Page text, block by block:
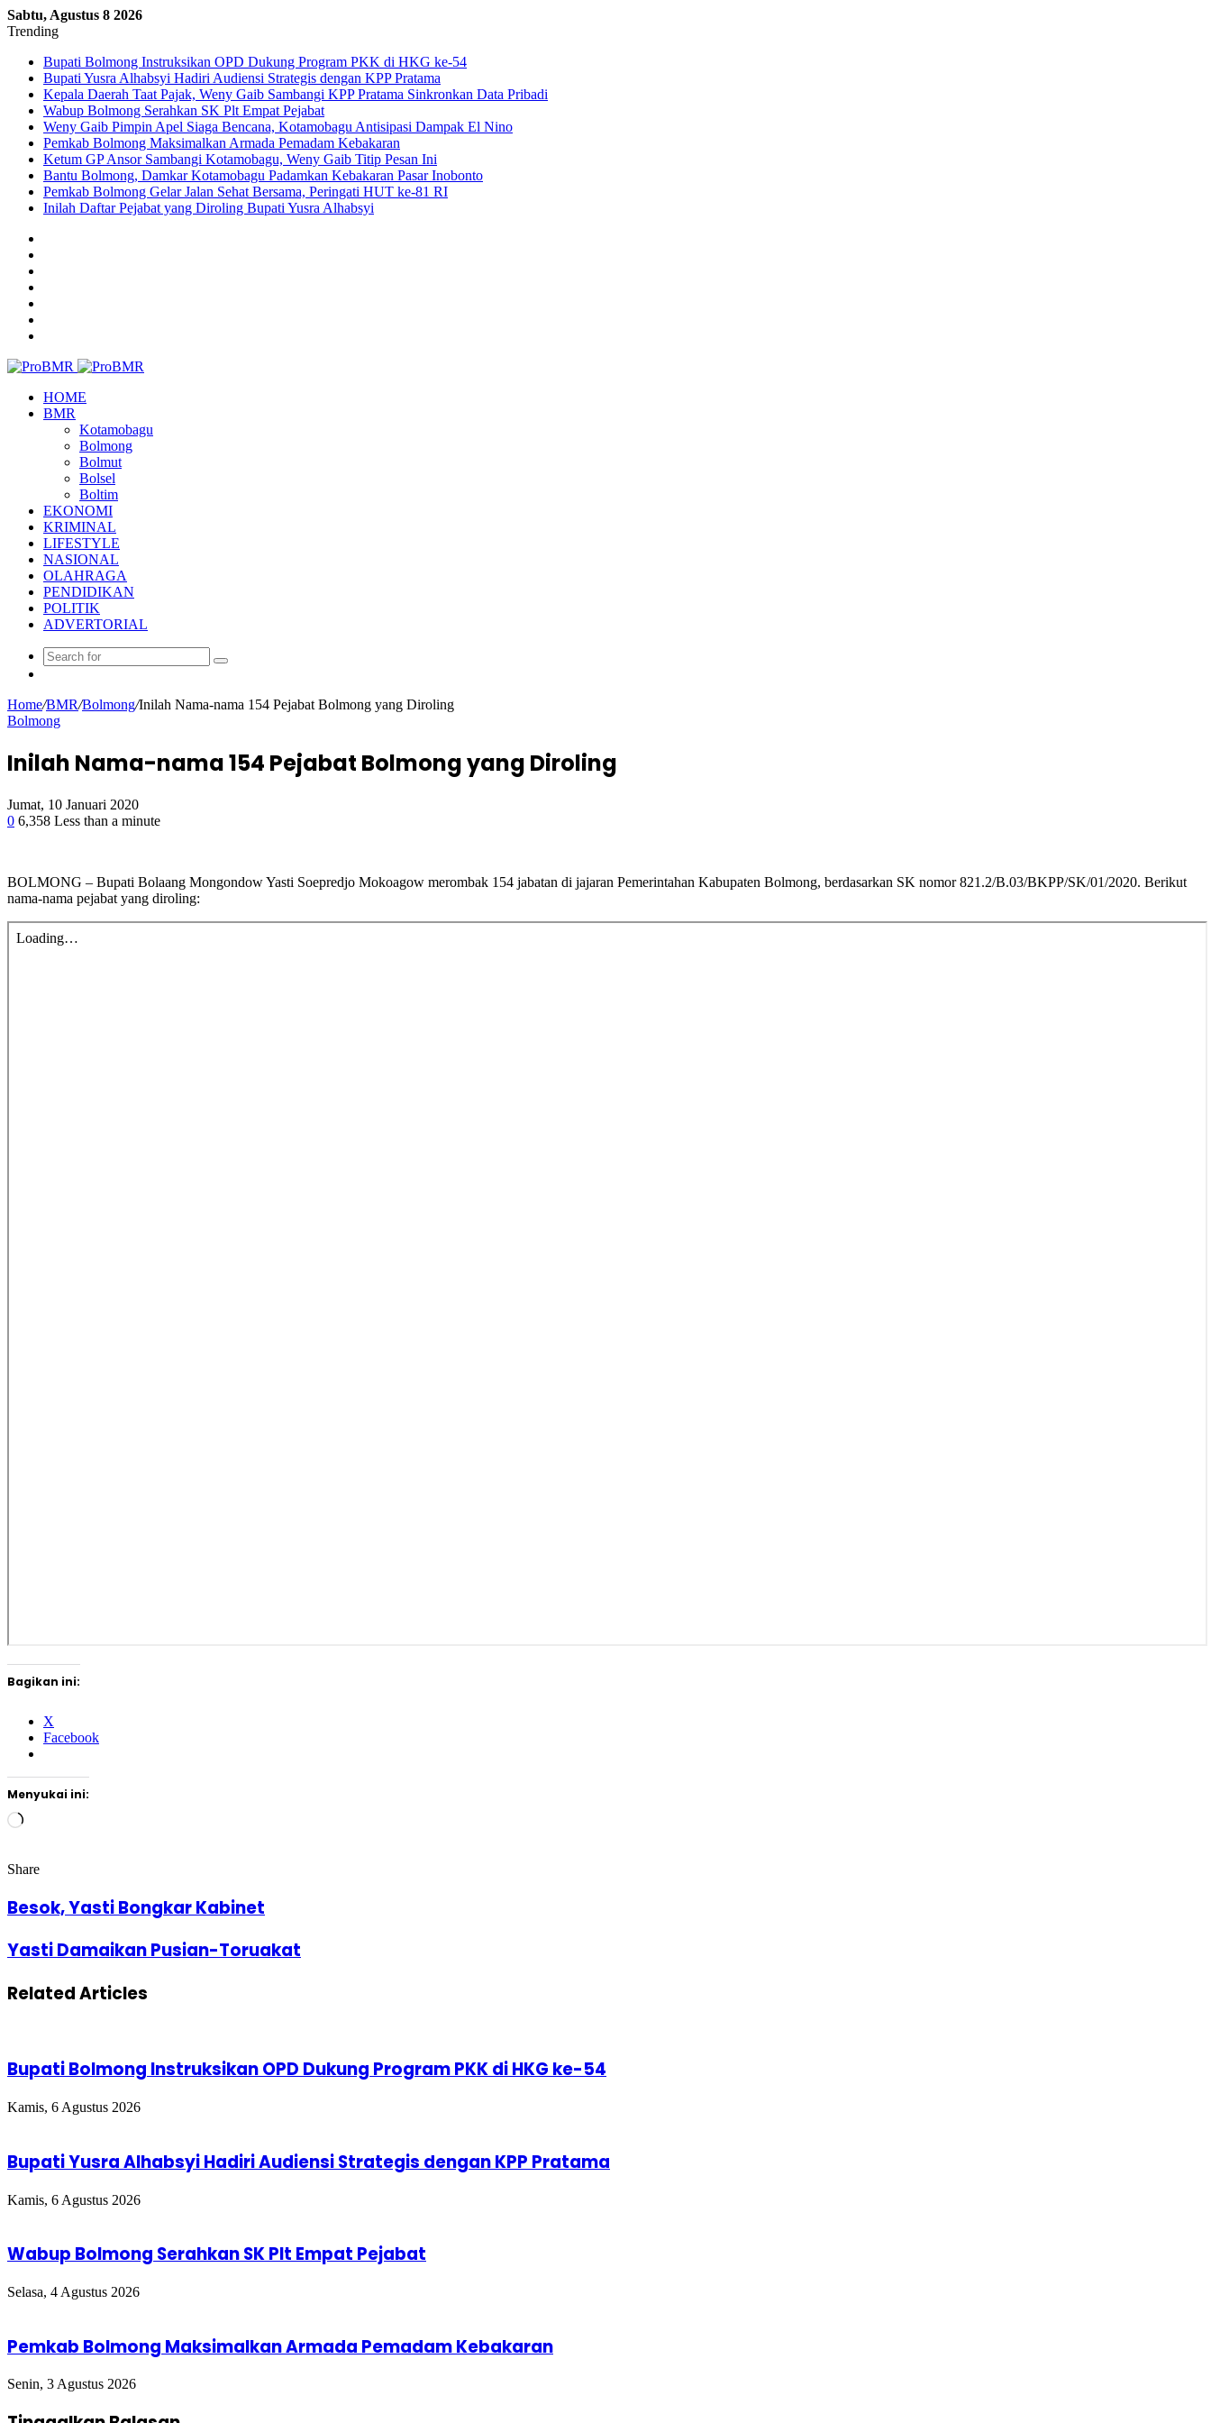
Sabtu, Agustus 8 2026
Trending
Bupati Bolmong Instruksikan OPD Dukung Program PKK di HKG ke-54
Bupati Yusra Alhabsyi Hadiri Audiensi Strategis dengan KPP Pratama
Kepala Daerah Taat Pajak, Weny Gaib Sambangi KPP Pratama Sinkronkan Data Pribadi
Wabup Bolmong Serahkan SK Plt Empat Pejabat
Weny Gaib Pimpin Apel Siaga Bencana, Kotamobagu Antisipasi Dampak El Nino
Pemkab Bolmong Maksimalkan Armada Pemadam Kebakaran
Ketum GP Ansor Sambangi Kotamobagu, Weny Gaib Titip Pesan Ini
Bantu Bolmong, Damkar Kotamobagu Padamkan Kebakaran Pasar Inobonto
Pemkab Bolmong Gelar Jalan Sehat Bersama, Peringati HUT ke-81 RI
Inilah Daftar Pejabat yang Diroling Bupati Yusra Alhabsyi
Menu
HOME
BMR
Kotamobagu
Bolmong
Bolmut
Bolsel
Boltim
EKONOMI
KRIMINAL
LIFESTYLE
NASIONAL
OLAHRAGA
PENDIDIKAN
POLITIK
ADVERTORIAL
Home/BMR/Bolmong/Inilah Nama-nama 154 Pejabat Bolmong yang Diroling
Bolmong
Inilah Nama-nama 154 Pejabat Bolmong yang Diroling
Jumat, 10 Januari 2020
0 6,358 Less than a minute
BOLMONG – Bupati Bolaang Mongondow Yasti Soepredjo Mokoagow merombak 154 jabatan di jajaran Pemerintahan Kabupaten Bolmong, berdasarkan SK nomor 821.2/B.03/BKPP/SK/01/2020. Berikut
nama-nama pejabat yang diroling:
Bagikan ini:
X
Facebook
Menyukai ini:
Memuat...
Share
via
Email
Besok, Yasti Bongkar Kabinet
Yasti Damaikan Pusian-Toruakat
Related Articles
Bupati Bolmong Instruksikan OPD Dukung Program PKK di HKG ke-54
Kamis, 6 Agustus 2026
Bupati Yusra Alhabsyi Hadiri Audiensi Strategis dengan KPP Pratama
Kamis, 6 Agustus 2026
Wabup Bolmong Serahkan SK Plt Empat Pejabat
Selasa, 4 Agustus 2026
Pemkab Bolmong Maksimalkan Armada Pemadam Kebakaran
Senin, 3 Agustus 2026